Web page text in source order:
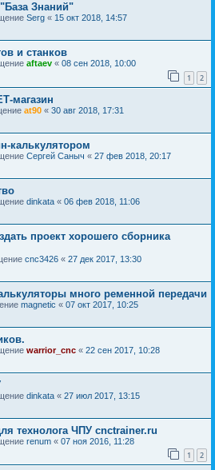
Знаний"
Serg « 15 окт 2018, 14:57
и станков
aftaev « 08 сен 2018, 10:00
1 2
магазин
at90 « 30 авг 2018, 17:31
калькулятором
Сергей Саныч « 27 фев 2018, 20:17
dinkata « 06 фев 2018, 11:06
проект хорошего сборника
cnc3426 « 27 дек 2017, 13:30
много ременной передачи
magnetic « 07 окт 2017, 10:25
warrior_cnc « 22 сен 2017, 10:28
dinkata « 27 июл 2017, 13:15
технолога ЧПУ cnctrainer.ru
renum « 07 ноя 2016, 11:28
1 2